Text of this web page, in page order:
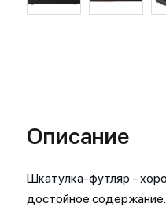
Описание
Шкатулка-футляр -
достойное